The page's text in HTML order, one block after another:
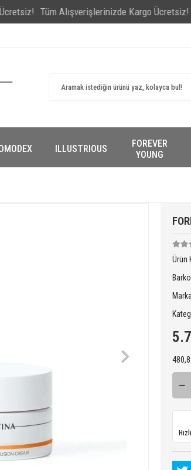
Tüm Alışverişlerinizde Kargo Ücretsiz!
ILLUSTRIOUS
FOREVER
YOUNG
Ürün